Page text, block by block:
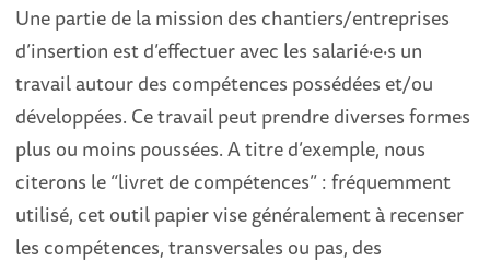
Une partie de la mission des chantiers/entreprises
d’insertion est d’effectuer avec les salarié·e·s un
travail autour des compétences possédées et/ou
développées. Ce travail peut prendre diverses formes
plus ou moins poussées. A titre d’exemple, nous
citerons le “livret de compétences” : fréquemment
utilisé, cet outil papier vise généralement à recenser
les compétences, transversales ou pas, des